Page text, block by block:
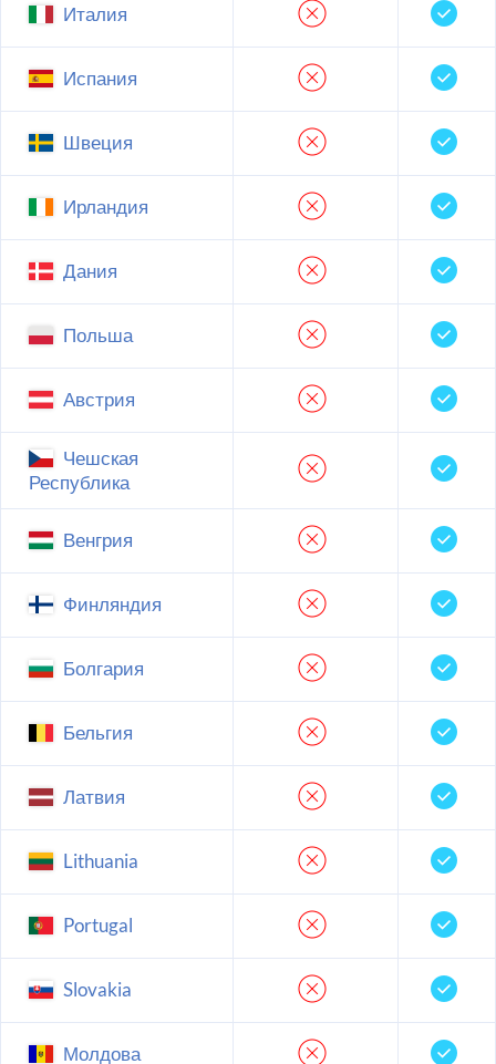
Италия
Испания
Швеция
Ирландия
Дания
Польша
Австрия
Чешская
Республика
Венгрия
Финляндия
Болгария
Бельгия
Латвия
Lithuania
Portugal
Slovakia
Молдова